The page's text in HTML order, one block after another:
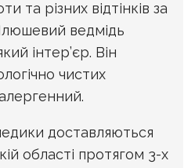
та різних відтінків за
ведмідь
інтер’єр. Він
чистих
доставляються
області протягом 3-х